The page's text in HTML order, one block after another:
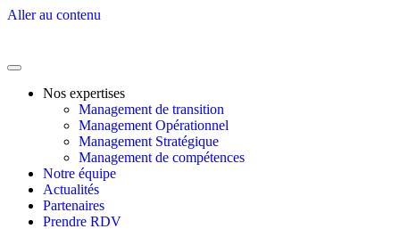
Aller au contenu
Nos expertises
Management de transition
Management Opérationnel
Management Stratégique
Management de compétences
Notre équipe
Actualités
Partenaires
Prendre RDV